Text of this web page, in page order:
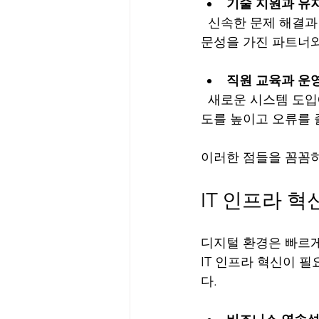
기술 지원과 유
문성을 가진 파트너
직원 교육과 운
도를 높이고 오류를
이러한 점들을 꼼꼼
IT 인프라 혁
디지털 환경은 빠르
IT 인프라 혁신이 필
다.